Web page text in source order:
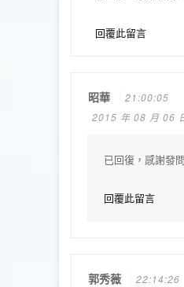
回覆此留言
昭華
21:00:05
2015 年 08 月 06
已回復，感謝發
回覆此留言
郭秀薇
22:14:26